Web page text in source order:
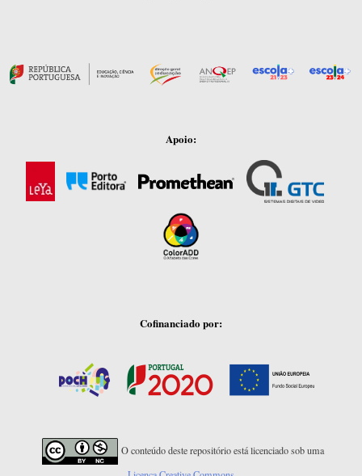
Apoio:
Cofinanciado por:
O conteúdo deste repositório está licenciado sob uma